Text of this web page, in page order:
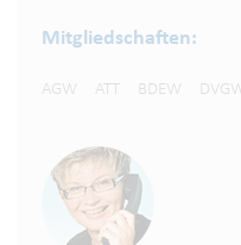
Mitgliedschaften:
AGW ATT BDEW